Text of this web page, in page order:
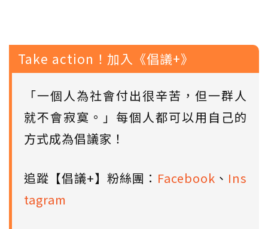
Take action！加入《倡議+》
「一個人為社會付出很辛苦，但一群人
就不會寂寞。」每個人都可以用自己的
方式成為倡議家！
追蹤【倡議+】粉絲團： Facebook 、 Ins
tagram